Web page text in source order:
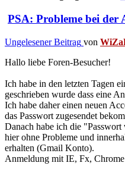
PSA: Probleme bei der
Ungelesener Beitrag von
Hallo liebe Foren-Besucher!
Ich habe in den letzten Tagen
geschrieben wurde dass eine
Ich habe daher einen neuen
das Passwort zugesendet
Danach habe ich die
hier ohne Probleme und
erhalten (Gmail Konto).
Anmeldung mit IE, Fx,